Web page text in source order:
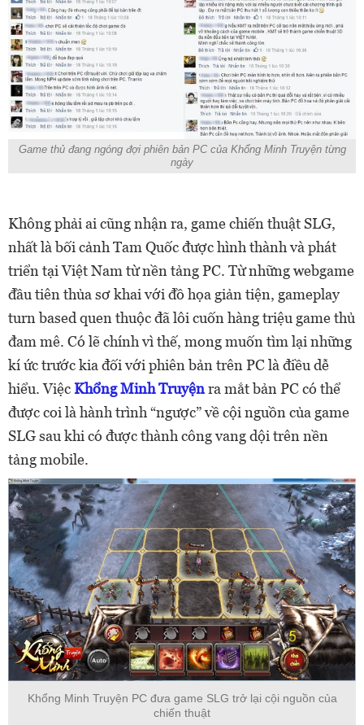
Game thủ đang ngóng đợi phiên bản PC của Khổng Minh Truyện từng
ngày
Không phải ai cũng nhận ra, game chiến thuật SLG,
nhất là bối cảnh Tam Quốc được hình thành và phát
triển tại Việt Nam từ nền tảng PC. Từ những webgame
đầu tiên thủa sơ khai với đồ họa giản tiện, gameplay
turn based quen thuộc đã lôi cuốn hàng triệu game thủ
đam mê. Có lẽ chính vì thế, mong muốn tìm lại những
kí ức trước kia đối với phiên bản trên PC là điều dễ
hiểu. ViệcKhổng Minh Truyệnra mắt bản PC có thể
được coi là hành trình “ngược” về cội nguồn của game
SLG sau khi có được thành công vang dội trên nền
tảng mobile.
Khổng Minh Truyện PC đưa game SLG trở lại cội nguồn của
chiến thuật